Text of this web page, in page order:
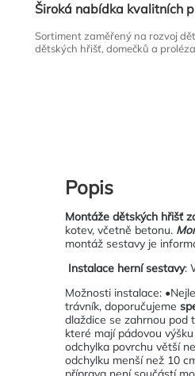
Široká nabídka kvalitních
Sortiment zaměřený na rozvoj
dětských hřišť, domečků a
Popis
Montáže dětských hřišť
kotev, včetně betonu.
montáž sestavy je
Instalace herní sestavy:
Možnosti instalace:
trávník, doporučujeme
dlaždice se zahrnou pod
které mají pádovou
odchylka povrchu větší
odchylku menší než 10